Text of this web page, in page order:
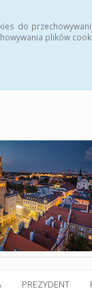
do
plików
PREZYDENT